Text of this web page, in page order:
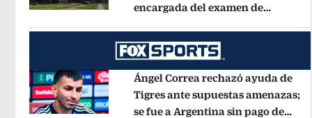
encargada del examen de
Ángel Correa rechazó ayuda de
Tigres ante supuestas amenazas;
se fue a Argentina sin pago de